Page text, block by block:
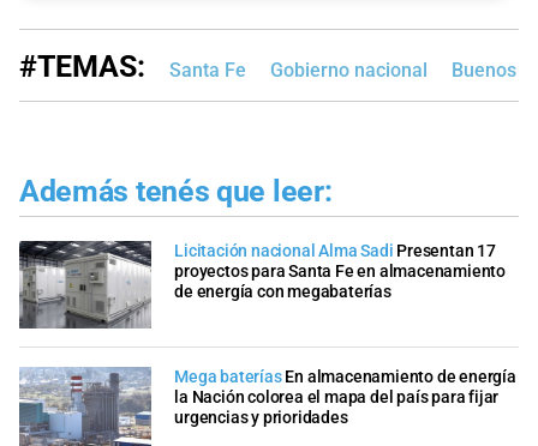
#TEMAS: Santa Fe Gobierno nacional Buenos
Además tenés que leer:
Licitación nacional Alma Sadi Presentan 17
proyectos para Santa Fe en almacenamiento
de energía con megabaterías
Mega bateríasEn almacenamiento de energía
la Nación colorea el mapa del país para fijar
urgencias y prioridades